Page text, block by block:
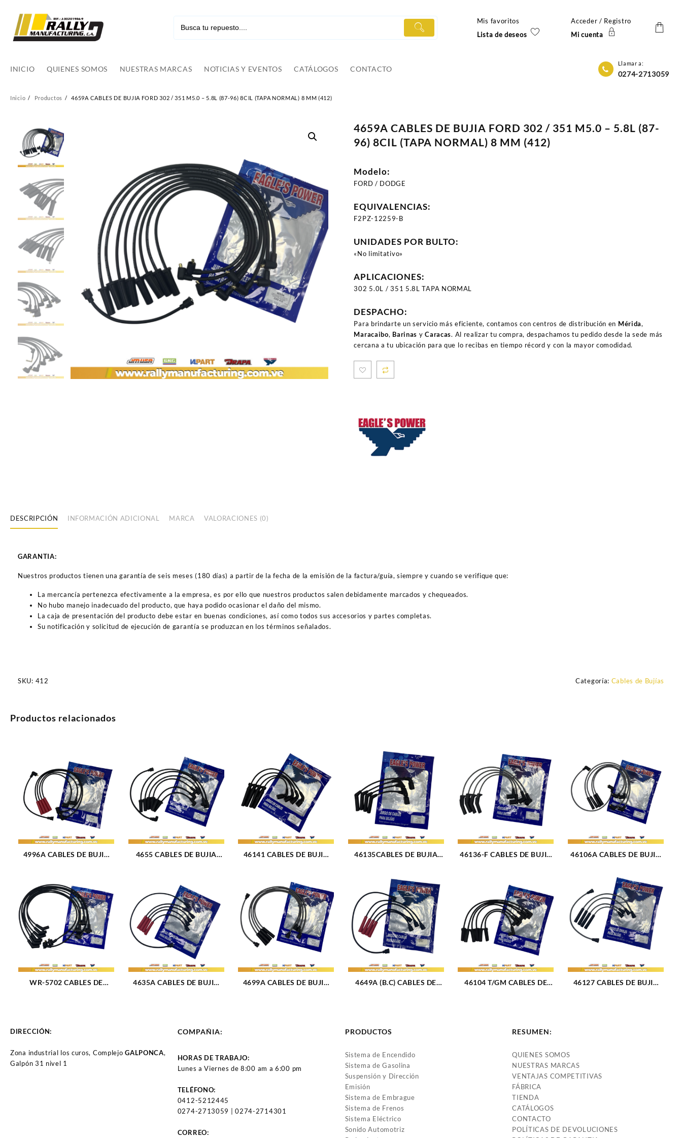
contenido
Mis favoritos
Lista de deseos
Acceder / Registro
Mi cuenta
INICIO QUIENES SOMOS NUESTRAS MARCAS NOTICIAS Y EVENTOS CATÁLOGOS CONTACTO
Llamar a:
0274-2713059
Inicio Productos 4659A CABLES DE BUJIA FORD 302 / 351 M5.0 – 5.8L (87-96) 8CIL (TAPA NORMAL) 8 MM (412)
4659A CABLES DE BUJIA FORD 302 / 351 M5.0 – 5.8L (87-
96) 8CIL (TAPA NORMAL) 8 MM (412)
Modelo:
FORD / DODGE
EQUIVALENCIAS:
F2PZ-12259-B
UNIDADES POR BULTO:
«No limitativo»
APLICACIONES:
302 5.0L / 351 5.8L TAPA NORMAL
DESPACHO:
Para brindarte un servicio más eficiente, contamos con centros de distribución en Mérida,
Maracaibo, Barinas yCaracas. Al realizar tu compra, despachamos tu pedido desde la sede más
cercana a tu ubicación para que lo recibas en tiempo récord y con la mayor comodidad.
DESCRIPCIÓN INFORMACIÓN ADICIONAL MARCA VALORACIONES (0)
GARANTIA:
Nuestros productos tienen una garantía de seis meses (180 días) a partir de la fecha de la emisión de la factura/guía, siempre y cuando se verifique que:
La mercancía pertenezca efectivamente a la empresa, es por ello que nuestros productos salen debidamente marcados y chequeados.
No hubo manejo inadecuado del producto, que haya podido ocasionar el daño del mismo.
La caja de presentación del producto debe estar en buenas condiciones, así como todos sus accesorios y partes completas.
Su notificación y solicitud de ejecución de garantía se produzcan en los términos señalados.
SKU: 412 Categoría: Cables de Bujías
Productos relacionados
4996A CABLES DE BUJIA
M1.3L L4 (88-00) 4CIL 7 MM
(1644)
4655 CABLES DE BUJIA
(TAPA CLAVO) 8 MM (1080)
46141 CABLES DE BUJIA
46135CABLES DE BUJIA
46136-F CABLES DE BUJIA
8V (01-18) 4CIL 7 MM
(1712)
46106A CABLES DE BUJIA
04) 4CIL 7 MM (1715)
WR-5702 CABLES DE
4635A CABLES DE BUJIA
4699A CABLES DE BUJIA
4649A (B.C) CABLES DE
46104 T/GM CABLES DE
46127 CABLES DE BUJIA
DIRECCIÓN:
Zona industrial los curos, ComplejoGALPONCA,
Galpón 31 nivel 1
COMPAÑIA:
HORAS DE TRABAJO:
Lunes a Viernes de 8:00 am a 6:00 pm
TELÉFONO:
0412-5212445
0274-2713059 | 0274-2714301
CORREO:
PRODUCTOS
Sistema de Encendido
Sistema de Gasolina
Suspensión y Dirección
Emisión
Sistema de Embrague
Sistema de Frenos
Sistema Eléctrico
Sonido Automotriz
RESUMEN:
QUIENES SOMOS
NUESTRAS MARCAS
VENTAJAS COMPETITIVAS
FÁBRICA
TIENDA
CATÁLOGOS
CONTACTO
POLÍTICAS DE DEVOLUCIONES